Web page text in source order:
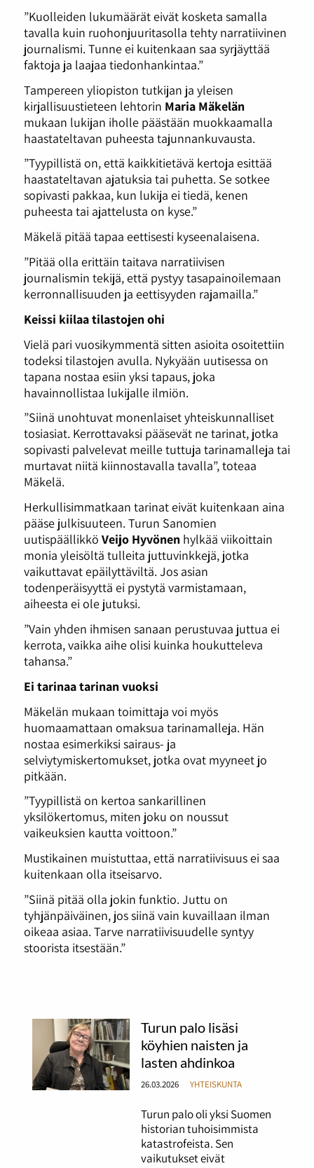
”Kuolleiden lukumäärät eivät kosketa samalla
tavalla kuin ruohonjuuritasolla tehty narratiivinen
journalismi. Tunne ei kuitenkaan saa syrjäyttää
faktoja ja laajaa tiedonhankintaa.”
Tampereen yliopiston tutkijan ja yleisen
kirjallisuustieteen lehtorin Maria Mäkelän
mukaan lukijan iholle päästään muokkaamalla
haastateltavan puheesta tajunnankuvausta.
”Tyypillistä on, että kaikkitietävä kertoja esittää
haastateltavan ajatuksia tai puhetta. Se sotkee
sopivasti pakkaa, kun lukija ei tiedä, kenen
puheesta tai ajattelusta on kyse.”
Mäkelä pitää tapaa eettisesti kyseenalaisena.
”Pitää olla erittäin taitava narratiivisen
journalismin tekijä, että pystyy tasapainoilemaan
kerronnallisuuden ja eettisyyden rajamailla.”
Keissi kiilaa tilastojen ohi
Vielä pari vuosikymmentä sitten asioita osoitettiin
todeksi tilastojen avulla. Nykyään uutisessa on
tapana nostaa esiin yksi tapaus, joka
havainnollistaa lukijalle ilmiön.
”Siinä unohtuvat monenlaiset yhteiskunnalliset
tosiasiat. Kerrottavaksi pääsevät ne tarinat, jotka
sopivasti palvelevat meille tuttuja tarinamalleja tai
murtavat niitä kiinnostavalla tavalla”, toteaa
Mäkelä.
Herkullisimmatkaan tarinat eivät kuitenkaan aina
pääse julkisuuteen. Turun Sanomien
uutispäällikkö Veijo Hyvönenhylkää viikoittain
monia yleisöltä tulleita juttuvinkkejä, jotka
vaikuttavat epäilyttäviltä. Jos asian
todenperäisyyttä ei pystytä varmistamaan,
aiheesta ei ole jutuksi.
”Vain yhden ihmisen sanaan perustuvaa juttua ei
kerrota, vaikka aihe olisi kuinka houkutteleva
tahansa.”
Ei tarinaa tarinan vuoksi
Mäkelän mukaan toimittaja voi myös
huomaamattaan omaksua tarinamalleja. Hän
nostaa esimerkiksi sairaus- ja
selviytymiskertomukset, jotka ovat myyneet jo
pitkään.
”Tyypillistä on kertoa sankarillinen
yksilökertomus, miten joku on noussut
vaikeuksien kautta voittoon.”
Mustikainen muistuttaa, että narratiivisuus ei saa
kuitenkaan olla itseisarvo.
”Siinä pitää olla jokin funktio. Juttu on
tyhjänpäiväinen, jos siinä vain kuvaillaan ilman
oikeaa asiaa. Tarve narratiivisuudelle syntyy
stoorista itsestään.”
Turun palo lisäsi
köyhien naisten ja
lasten ahdinkoa
26.03.2026 YHTEISKUNTA
Turun palo oli yksi Suomen
historian tuhoisimmista
katastrofeista. Sen
vaikutukset eivät